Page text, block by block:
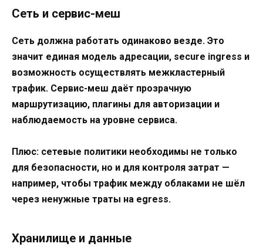
Сеть и сервис-меш
Сеть должна работать одинаково везде. Это
значит единая модель адресации, secure ingress и
возможность осуществлять межкластерный
трафик. Сервис-меш даёт прозрачную
маршрутизацию, плагины для авторизации и
наблюдаемость на уровне сервиса.
Плюс: сетевые политики необходимы не только
для безопасности, но и для контроля затрат —
например, чтобы трафик между облаками не шёл
через ненужные траты на egress.
Хранилище и данные